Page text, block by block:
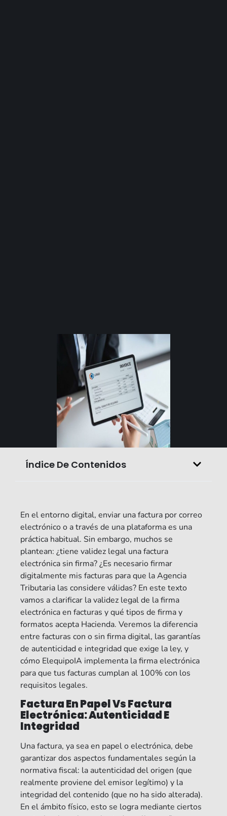
Índice De Contenidos
En el entorno digital, enviar una factura por correo
electrónico o a través de una plataforma es una
práctica habitual. Sin embargo, muchos se
plantean: ¿tiene validez legal una factura
electrónica sin firma? ¿Es necesario firmar
digitalmente mis facturas para que la Agencia
Tributaria las considere válidas? En este texto
vamos a clarificar la validez legal de la firma
electrónica en facturas y qué tipos de firma y
formatos acepta Hacienda. Veremos la diferencia
entre facturas con o sin firma digital, las garantías
de autenticidad e integridad que exige la ley, y
cómo ElequipoIA implementa la firma electrónica
para que tus facturas cumplan al 100% con los
requisitos legales.
Factura En Papel Vs Factura
Electrónica: Autenticidad E
Integridad
Una factura, ya sea en papel o electrónica, debe
garantizar dos aspectos fundamentales según la
normativa fiscal: la autenticidad del origen (que
realmente proviene del emisor legítimo) y la
integridad del contenido (que no ha sido alterada).
En el ámbito físico, esto se logra mediante ciertos